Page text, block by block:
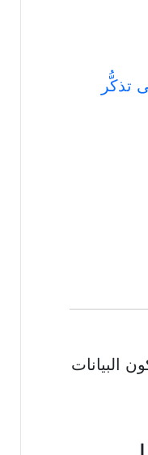
تذكُّر
البيانات